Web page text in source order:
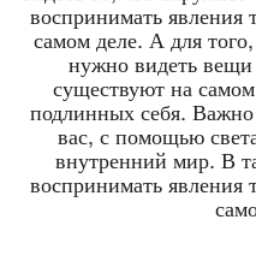
воспринимать явления
самом деле. А для
нужно видеть
существуют на
подлинных себя.
вас, с помощью
внутренний мир. В
воспринимать явления